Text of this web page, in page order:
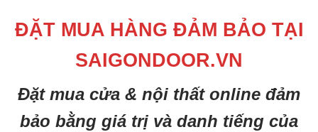
ĐẶT MUA HÀNG ĐẢM BẢO TẠI
SAIGONDOOR.VN
Đặt mua cửa & nội thất online đảm
bảo bằng giá trị và danh tiếng của